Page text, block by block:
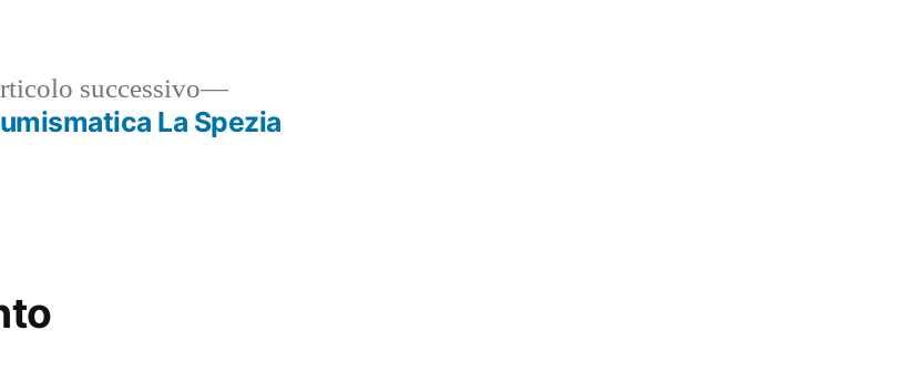
successivo
Articolo
successivo:
La Spezia